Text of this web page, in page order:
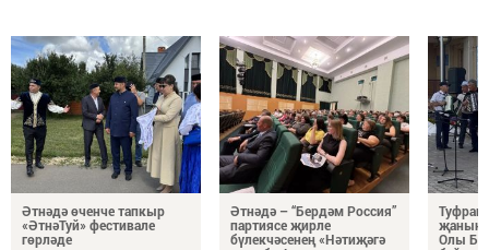
Әтнәдә өченче тапкыр
«ӘтнәТуй» фестивале
гөрләде
Әтнәдә – “Бердәм Россия”
партиясе җирле
бүлекчәсенең «Нәтиҗәгә
Олы